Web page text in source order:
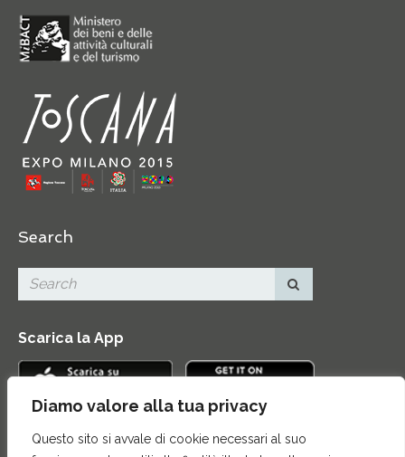
Diamo valore alla tua privacy
Questo sito si avvale di cookie necessari al suo
Search
Scarica la App
Contatti|Area Stampa|Mappa del sito |Credits